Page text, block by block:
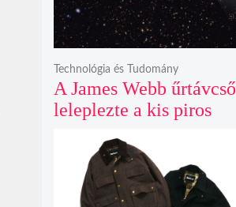
A James Webb űrtávcső
leleplezte a kis piros
valójában fényes
galaxismagok óriási
távolságban
Technológia és Tudomány